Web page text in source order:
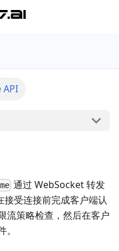
API
通过 WebSocket 转发
受连接前完成客户端认
流策略检查，然后在客户